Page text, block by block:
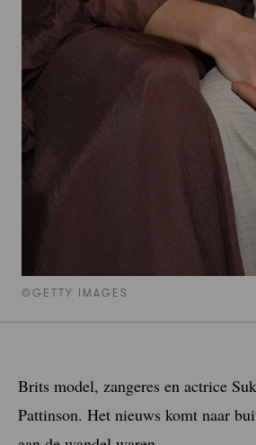
©GETTY IMAGES
Brits model, zangeres en actrice
Pattinson. Het nieuws komt naar